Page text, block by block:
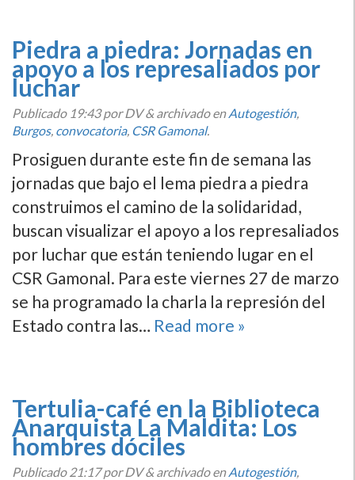
Piedra a piedra: Jornadas en
apoyo a los represaliados por
luchar
Publicado 19:43por DV&archivado enAutogestión,
Burgos, convocatoria, CSR Gamonal.
Prosiguen durante este fin de semana las
jornadas que bajo el lema piedra a piedra
construimos el camino de la solidaridad,
buscan visualizar el apoyo a los represaliados
por luchar que están teniendo lugar en el
CSR Gamonal. Para este viernes 27 de marzo
se ha programado la charla la represión del
Estado contra las… Read more »
Tertulia-café en la Biblioteca
Anarquista La Maldita: Los
hombres dóciles
Publicado21:17por DV&archivado enAutogestión,